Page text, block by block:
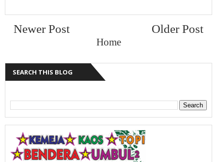
Newer Post Older Post
Home
SEARCH THIS BLOG